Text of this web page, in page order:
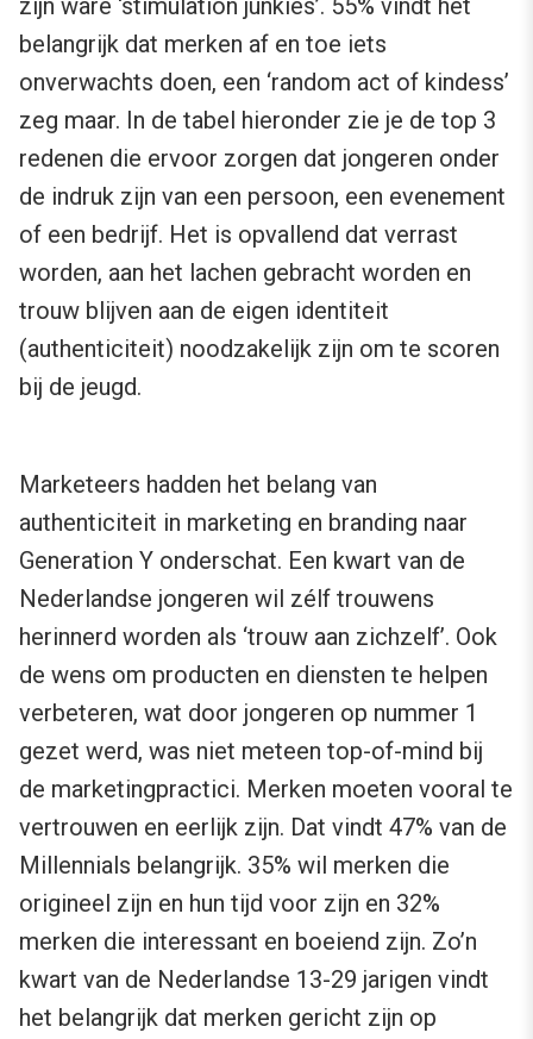
zijn ware ‘stimulation junkies’. 55% vindt het
belangrijk dat merken af en toe iets
onverwachts doen, een ‘random act of kindess’
zeg maar. In de tabel hieronder zie je de top 3
redenen die ervoor zorgen dat jongeren onder
de indruk zijn van een persoon, een evenement
of een bedrijf. Het is opvallend dat verrast
worden, aan het lachen gebracht worden en
trouw blijven aan de eigen identiteit
(authenticiteit) noodzakelijk zijn om te scoren
bij de jeugd.
Marketeers hadden het belang van
authenticiteit in marketing en branding naar
Generation Y onderschat. Een kwart van de
Nederlandse jongeren wil zélf trouwens
herinnerd worden als ‘trouw aan zichzelf’. Ook
de wens om producten en diensten te helpen
verbeteren, wat door jongeren op nummer 1
gezet werd, was niet meteen top-of-mind bij
de marketingpractici. Merken moeten vooral te
vertrouwen en eerlijk zijn. Dat vindt 47% van de
Millennials belangrijk. 35% wil merken die
origineel zijn en hun tijd voor zijn en 32%
merken die interessant en boeiend zijn. Zo’n
kwart van de Nederlandse 13-29 jarigen vindt
het belangrijk dat merken gericht zijn op